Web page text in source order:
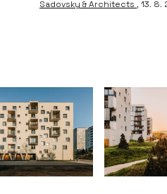
Sadovsky & Architects , 13. 8.